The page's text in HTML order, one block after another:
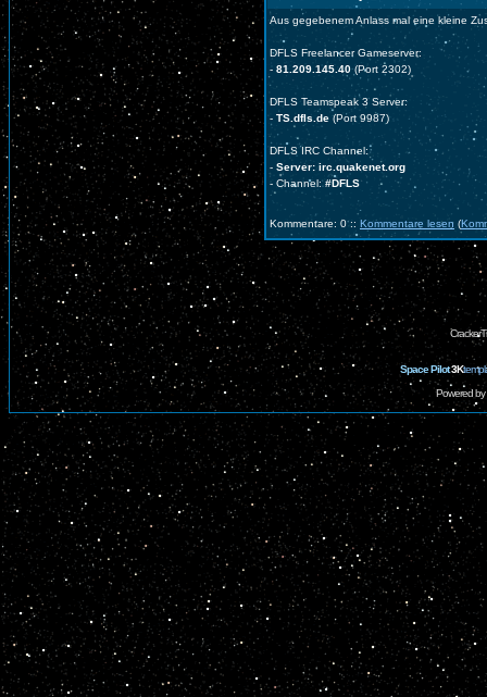
Aus gegebenem Anlass mal eine kleine
DFLS Freelancer Gameserver:
- 81.209.145.40(Port 2302)
DFLS Teamspeak 3 Server:
- TS.dfls.de (Port 9987)
DFLS IRC Channel:
- Server: irc.quakenet.org
- Channel:#DFLS
Kommentare: 0 :: Kommentare lesen (
Space Pilot3K
Powered by